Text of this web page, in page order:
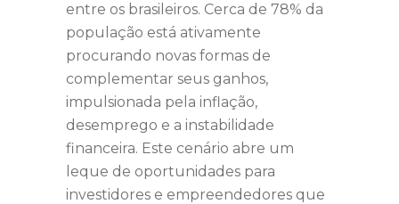
entre os brasileiros. Cerca de 78% da
população está ativamente
procurando novas formas de
complementar seus ganhos,
impulsionada pela inflação,
desemprego e a instabilidade
financeira. Este cenário abre um
leque de oportunidades para
investidores e empreendedores que